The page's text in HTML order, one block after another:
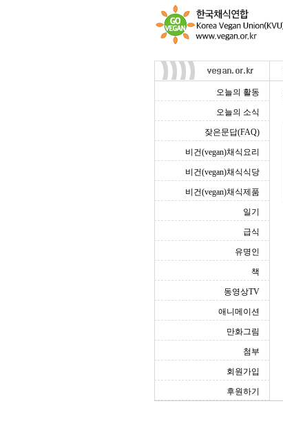
오늘의 활동
오늘의 소식
잦은문답(FAQ)
비건(vegan)채식요리
비건(vegan)채식식당
비건(vegan)채식제품
일기
급식
유명인
책
동영상TV
애니메이션
만화그림
첨부
회원가입
후원하기